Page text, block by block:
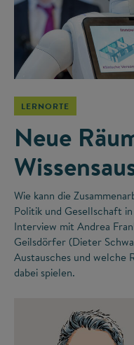
LERNORTE
Neue
Wie kann die
Politik und Gesellschaft
Interview mit Andrea
Geilsdörfer (Dieter
Austausches und welche
dabei spielen.